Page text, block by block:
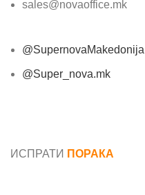
sales@novaoffice.mk
@SupernovaMakedonija
@Super_nova.mk
ИСПРАТИ ПОРАКА